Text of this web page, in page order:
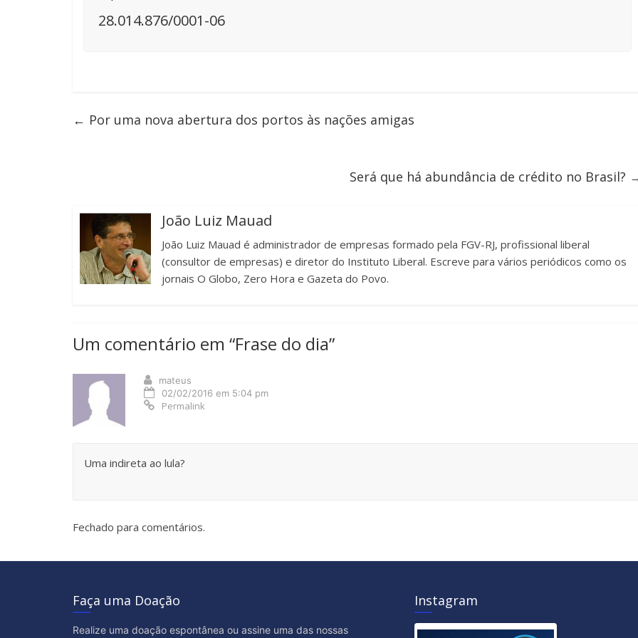
28.014.876/0001-06
← Por uma nova abertura dos portos às nações amigas
Será que há abundância de crédito no Brasil?
João Luiz Mauad
João Luiz Mauad é administrador de empresas formado pela FGV-RJ, profissional liberal
(consultor de empresas) e diretor do Instituto Liberal. Escreve para vários periódicos como os
jornais O Globo, Zero Hora e Gazeta do Povo.
Um comentário em “Frase do dia”
mateus
02/02/2016 em 5:04 pm
Permalink
Uma indireta ao lula?
Fechado para comentários.
Faça uma Doação
Realize uma doação espontânea ou assine uma das nossas
Instagram